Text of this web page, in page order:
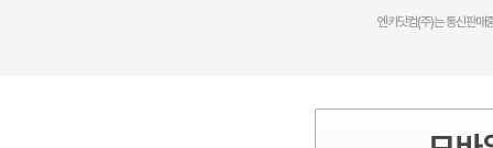
엔카닷컴(주)는 통신판매